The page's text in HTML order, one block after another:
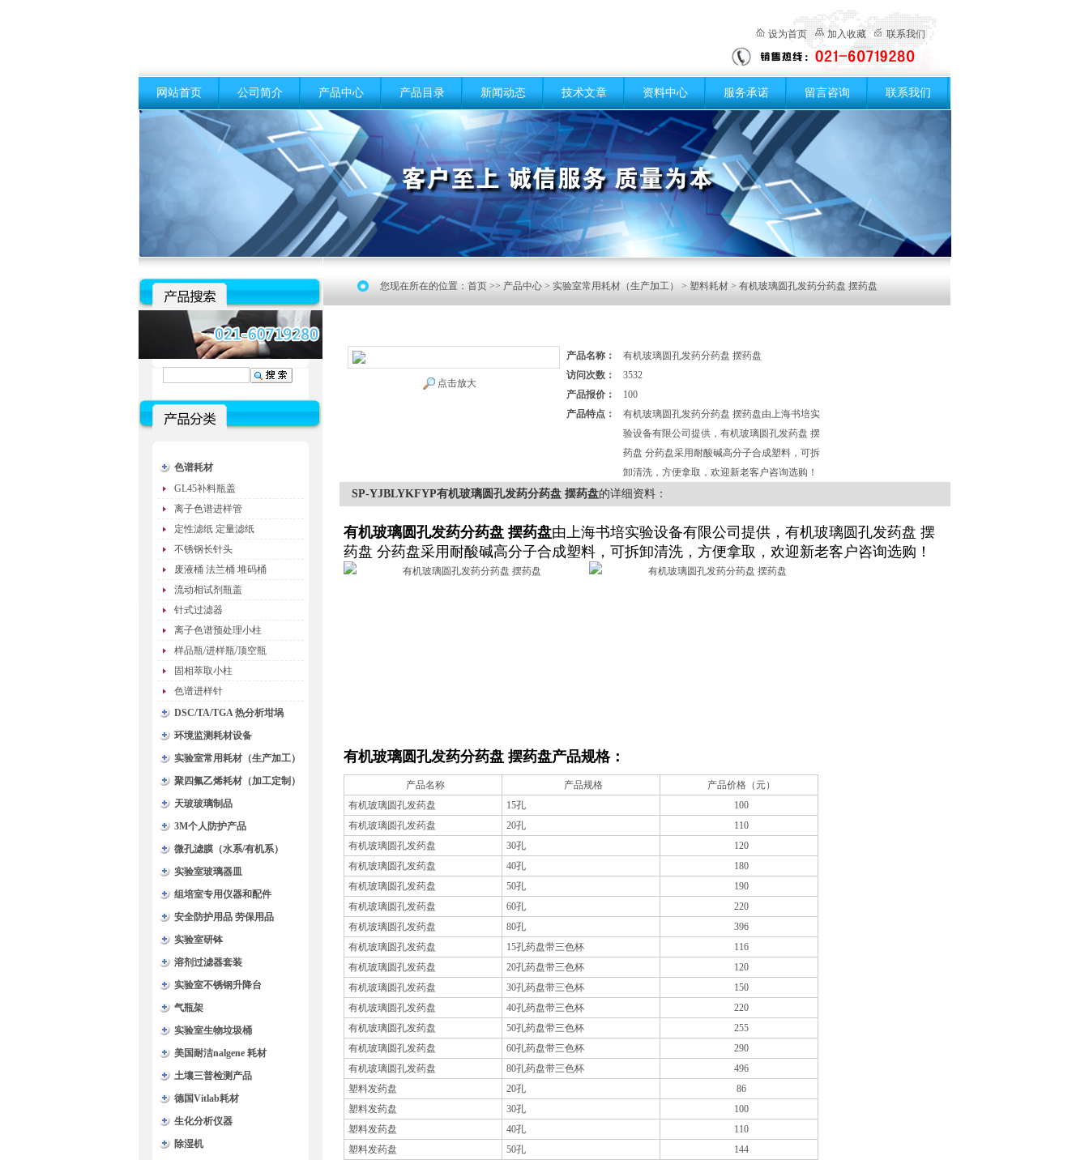
设为首页 加入收藏 联系我们
网站首页 公司简介 产品中心 产品目录 新闻动态 技术文章 资料中心 服务承诺 留言咨询 联系我们
色谱耗材
GL45补料瓶盖
离子色谱进样管
定性滤纸 定量滤纸
不锈钢长针头
废液桶 法兰桶 堆码桶
流动相试剂瓶盖
针式过滤器
离子色谱预处理小柱
样品瓶/进样瓶/顶空瓶
固相萃取小柱
色谱进样针
DSC/TA/TGA 热分析坩埚
环境监测耗材设备
实验室常用耗材（生产加工）
聚四氟乙烯耗材（加工定制）
天玻玻璃制品
3M个人防护产品
微孔滤膜（水系/有机系）
实验室玻璃器皿
组培室专用仪器和配件
安全防护用品 劳保用品
实验室研钵
溶剂过滤器套装
实验室不锈钢升降台
气瓶架
实验室生物垃圾桶
美国耐洁nalgene 耗材
土壤三普检测产品
德国Vitlab耗材
生化分析仪器
除湿机
您现在所在的位置： 首页 >> 产品中心 > 实验室常用耗材（生产加工） > 塑料耗材 > 有机玻璃圆孔发药分药盘 摆药盘
点击放大
产品名称：
有机玻璃圆孔发药分药盘 摆药盘
访问次数：
3532
产品报价：
100
产品特点：
有机玻璃圆孔发药分药盘 摆药盘由上海书培实
验设备有限公司提供，有机玻璃圆孔发药盘 摆
药盘 分药盘采用耐酸碱高分子合成塑料，可拆
卸清洗，方便拿取，欢迎新老客户咨询选购！
SP-YJBLYKFYP有机玻璃圆孔发药分药盘 摆药盘的详细资料：
有机玻璃圆孔发药分药盘 摆药盘由上海书培实验设备有限公司提供，有机玻璃圆孔发药盘 摆
药盘 分药盘采用耐酸碱高分子合成塑料，可拆卸清洗，方便拿取，欢迎新老客户咨询选购！
有机玻璃圆孔发药分药盘 摆药盘产品规格：
产品名称 产品规格
产品价格（元）
有机玻璃圆孔发药盘
15孔
100
有机玻璃圆孔发药盘
20孔
110
有机玻璃圆孔发药盘
30孔
120
有机玻璃圆孔发药盘
40孔
180
有机玻璃圆孔发药盘
50孔
190
有机玻璃圆孔发药盘
60孔
220
有机玻璃圆孔发药盘
80孔
396
有机玻璃圆孔发药盘
15孔药盘带三色杯
116
有机玻璃圆孔发药盘
20孔药盘带三色杯
120
有机玻璃圆孔发药盘
30孔药盘带三色杯
150
有机玻璃圆孔发药盘
40孔药盘带三色杯
220
有机玻璃圆孔发药盘
50孔药盘带三色杯
255
有机玻璃圆孔发药盘
60孔药盘带三色杯
290
有机玻璃圆孔发药盘
80孔药盘带三色杯
496
塑料发药盘
20孔
86
塑料发药盘
30孔
100
塑料发药盘
40孔
110
塑料发药盘
50孔
144